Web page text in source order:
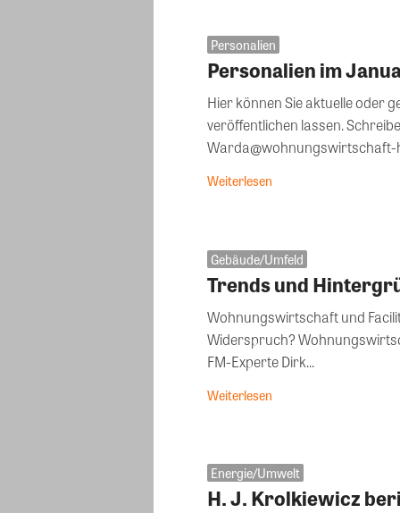
Personalien
Personalien im
Hier können Sie aktuelle oder
veröffentlichen lassen.
Warda@wohnungswirtschaft-
Weiterlesen
Gebäude/Umfeld
Trends und
Wohnungswirtschaft und
Widerspruch? Wohnungswirtschaft
FM-Experte Dirk...
Weiterlesen
Energie/Umwelt
H. J. Krolkiewicz